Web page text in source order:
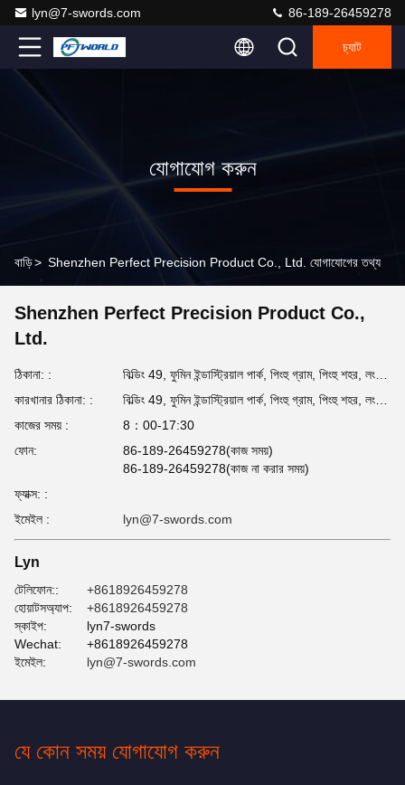
lyn@7-swords.com 86-189-26459278
চ্যাট
যোগাযোগ করুন
বাড়ি> Shenzhen Perfect Precision Product Co., Ltd. যোগাযোগের তথ্য
Shenzhen Perfect Precision Product Co.,
Ltd.
ঠিকানা: :
কারখানার ঠিকানা: :
কাজের সময় :
8：00-17:30
ফোন:
86-189-26459278(কাজ সময়)
86-189-26459278(কাজ না করার সময়)
ফ্যাক্স: :
ইমেইল :
lyn@7-swords.com
Lyn
টেলিফোন::
+8618926459278
হোয়াটসঅ্যাপ:
+8618926459278
স্কাইপ:
lyn7-swords
Wechat:
+8618926459278
ইমেইল:
lyn@7-swords.com
যে কোন সময় যোগাযোগ করুন